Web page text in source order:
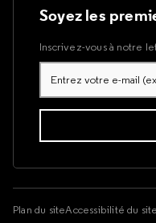
Soyez les
Inscrivez-vous à notre
Plan du siteAccessibilité du